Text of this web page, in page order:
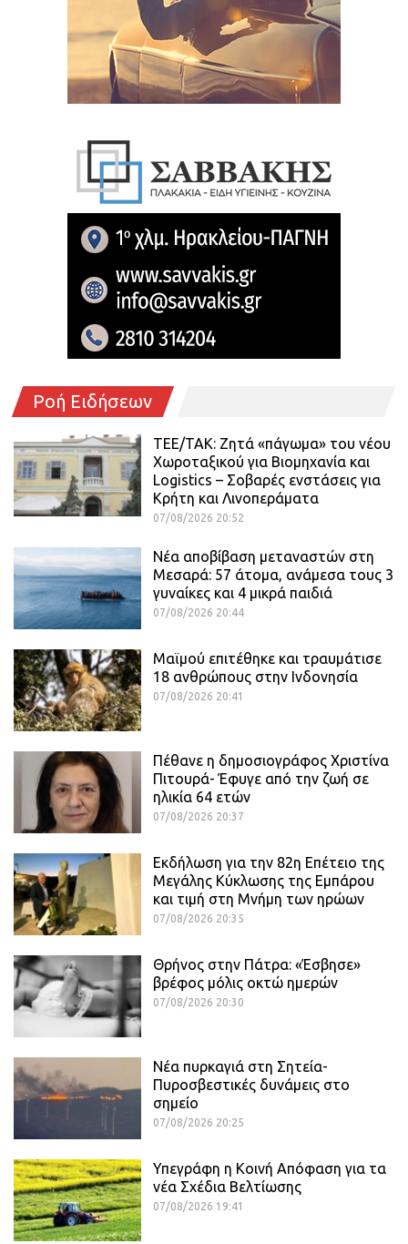
Ροή Ειδήσεων
ΤΕΕ/ΤΑΚ: Ζητά «πάγωμα» του νέου
Χωροταξικού για Βιομηχανία και
Logistics – Σοβαρές ενστάσεις για
Κρήτη και Λινοπεράματα
07/08/2026 20:52
Νέα αποβίβαση μεταναστών στη
Μεσαρά: 57 άτομα, ανάμεσα τους 3
γυναίκες και 4 μικρά παιδιά
07/08/2026 20:44
Μαϊμού επιτέθηκε και τραυμάτισε
18 ανθρώπους στην Ινδονησία
07/08/2026 20:41
Πέθανε η δημοσιογράφος Χριστίνα
Πιτουρά- Έφυγε από την ζωή σε
ηλικία 64 ετών
07/08/2026 20:37
Εκδήλωση για την 82η Επέτειο της
Μεγάλης Κύκλωσης της Εμπάρου
και τιμή στη Μνήμη των ηρώων
07/08/2026 20:35
Θρήνος στην Πάτρα: «Έσβησε»
βρέφος μόλις οκτώ ημερών
07/08/2026 20:30
Νέα πυρκαγιά στη Σητεία-
Πυροσβεστικές δυνάμεις στο
σημείο
07/08/2026 20:25
Υπεγράφη η Κοινή Απόφαση για τα
νέα Σχέδια Βελτίωσης
07/08/2026 19:41